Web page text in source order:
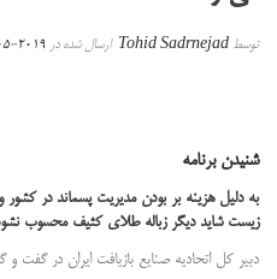
توسط Tohid Sadrnejad ارسال شده در 2019-05-08
شنیدن برنامه
به دلیل هزینه بر بودن مدیریت پسماند در
زیست شاید دیگر زباله طلای کثیف محسوب
دبیر کل اتحادیه صنایع بازیافت ایران در گفت و